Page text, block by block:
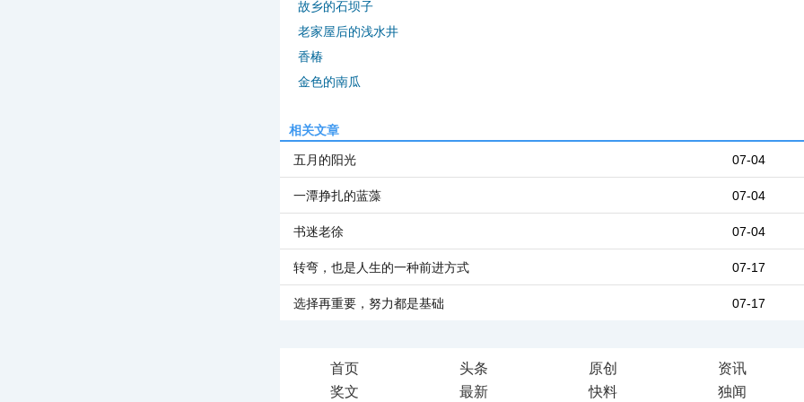
故乡的石坝子
老家屋后的浅水井
香椿
金色的南瓜
相关文章
07-04
五月的阳光
07-04
一潭挣扎的蓝藻
07-04
书迷老徐
07-17
转弯，也是人生的一种前进方式
07-17
选择再重要，努力都是基础
首页 头条 原创
资讯
奖文
最新 快料 独闻